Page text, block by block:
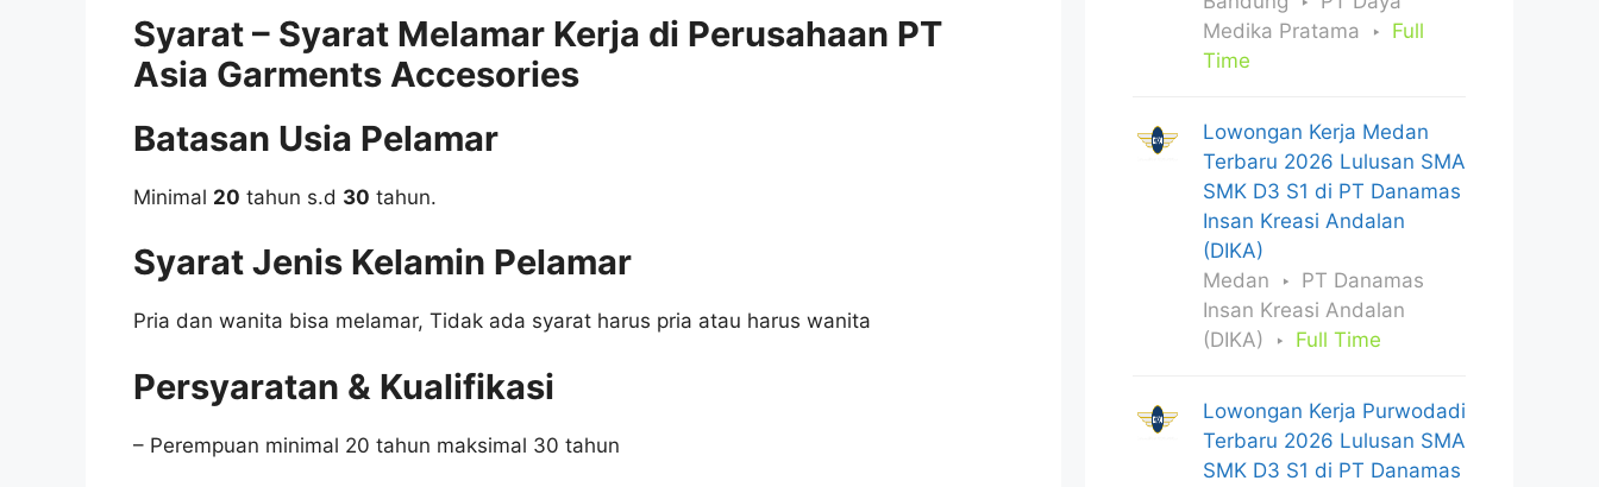
Syarat – Syarat Melamar Kerja di Perusahaan PT
Asia Garments Accesories
Batasan Usia Pelamar
Minimal 20 tahun s.d 30 tahun.
Syarat Jenis Kelamin Pelamar
Pria dan wanita bisa melamar, Tidak ada syarat harus pria atau harus wanita
Persyaratan & Kualifikasi
– Perempuan minimal 20 tahun maksimal 30 tahun
Medika Pratama
Full
Time
Lowongan Kerja Medan
Terbaru 2026 Lulusan SMA
SMK D3 S1 di PT Danamas
Insan Kreasi Andalan
(DIKA)
Medan
PT Danamas
Insan Kreasi Andalan
(DIKA)
Full Time
Lowongan Kerja Purwodadi
Terbaru 2026 Lulusan SMA
SMK D3 S1 di PT Danamas